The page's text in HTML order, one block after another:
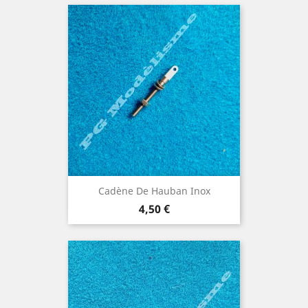
Cadène De Hauban Inox
Prix
4,50 €